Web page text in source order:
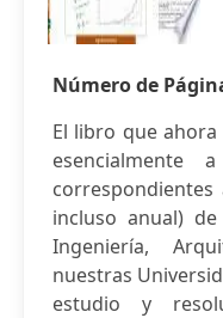
Número de
El libro que
esencialmente
incluso anual) de
Ingeniería,
nuestras
estudio y